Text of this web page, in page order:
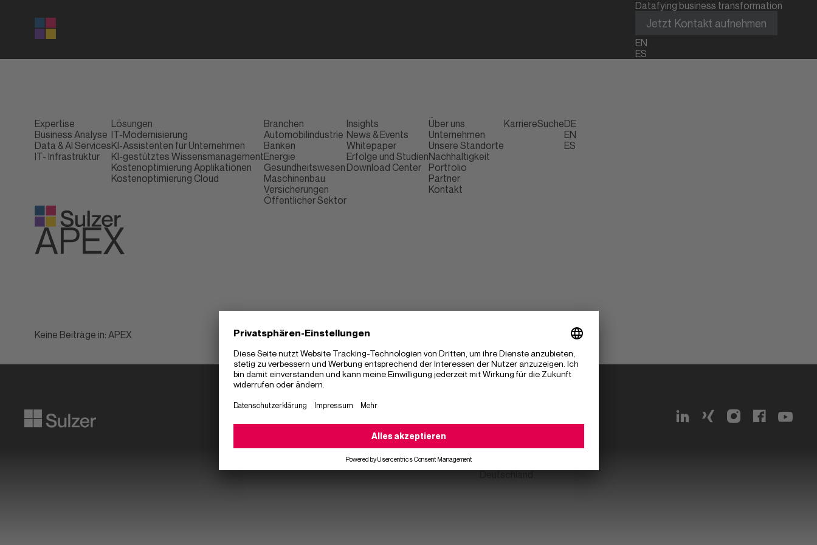
Datafying business transformation
Jetzt Kontakt aufnehmen
EN
ES
Expertise
Business Analyse
Data & AI Services
IT- Infrastruktur
Lösungen
IT-Modernisierung
KI-Assistenten für Unternehmen
KI-gestütztes Wissensmanagement
Kostenoptimierung Applikationen
Kostenoptimierung Cloud
Branchen
Automobilindustrie
Banken
Energie
Gesundheitswesen
Maschinenbau
Versicherungen
Öffentlicher Sektor
Insights
News & Events
Whitepaper
Erfolge und Studien
Download Center
Über uns
Unternehmen
Unsere Standorte
Nachhaltigkeit
Portfolio
Partner
Kontakt
KarriereSucheDE
EN
ES
APEX
Keine Beiträge in: APEX
Karriere
+49 89 31 85 80
E-Mail schreiben
Frankfurter Ring 162
Deutschland